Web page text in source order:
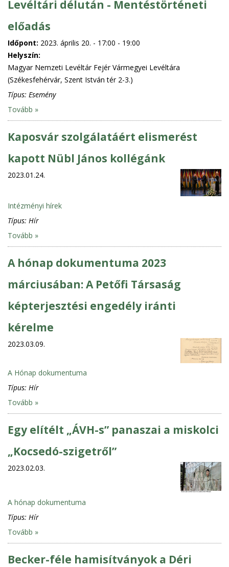
Levéltári délután - Mentéstörténeti
előadás
Időpont: 2023. április 20. - 17:00 - 19:00
Helyszín:
Magyar Nemzeti Levéltár Fejér Vármegyei Levéltára
(Székesfehérvár, Szent István tér 2-3.)
Típus: Esemény
Tovább »
Kaposvár szolgálatáért elismerést
kapott Nübl János kollégánk
2023.01.24.
Intézményi hírek
Típus: Hír
Tovább »
A hónap dokumentuma 2023
márciusában: A Petőfi Társaság
képterjesztési engedély iránti
kérelme
2023.03.09.
A Hónap dokumentuma
Típus: Hír
Tovább »
Egy elítélt „ÁVH-s” panaszai a miskolci
„Kocsedó-szigetről”
2023.02.03.
A hónap dokumentuma
Típus: Hír
Tovább »
Becker-féle hamisítványok a Déri